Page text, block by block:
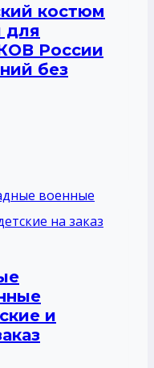
костюм
для
России
без
и